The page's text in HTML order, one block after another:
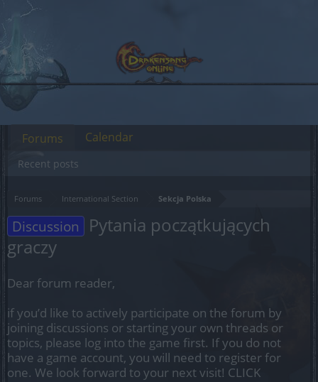
Forums International Section Sekcja Polska
Discussion
Pytania początkujących
graczy
Dear forum reader,
if you’d like to actively participate on the forum by
joining discussions or starting your own threads or
topics, please log into the game first. If you do not
have a game account, you will need to register for
one. We look forward to your next visit! CLICK
Forums
Recent posts
Calendar